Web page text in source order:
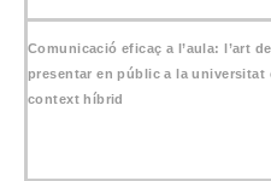
Comunicació eficaç a l’aula: l’art de
presentar en públic a la universitat
context híbrid